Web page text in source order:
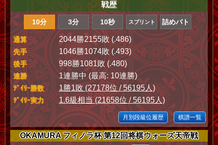
戦歴
10分 3分 10秒 スプリント 詰めバト
通算 2044勝2155敗 (.486)
先手 1046勝1074敗 (.493)
後手 998勝1081敗 (.480)
連勝 1連勝中 (最高: 10連勝)
ﾃﾞｲﾘｰ勝数 1勝1敗 (27178位 / 56195人)
ﾃﾞｲﾘｰ実力 1.6級相当 (21658位 / 56195人)
月別段級位履歴 棋譜一覧
OKAMURA フィノラ杯 第12回将棋ウォーズ天帝戦